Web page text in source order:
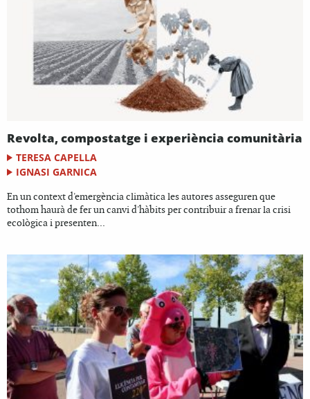
Revolta, compostatge i experiència comunitària
TERESA CAPELLA
IGNASI GARNICA
En un context d'emergència climàtica les autores asseguren que
tothom haurà de fer un canvi d'hàbits per contribuir a frenar la crisi
ecològica i presenten...